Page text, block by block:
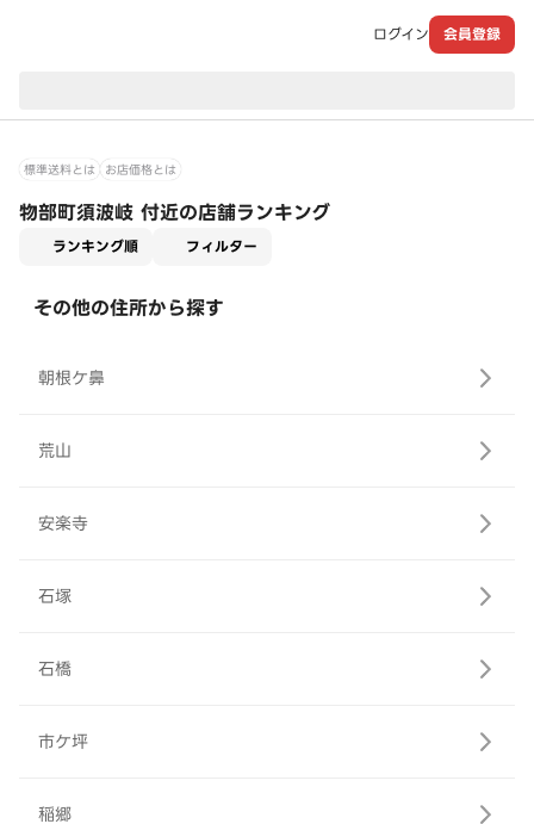
ログイン 会員登録
標準送料とは お店価格とは
物部町須波岐 付近の店舗ランキング
ランキング順 フィルター
その他の住所から探す
朝根ケ鼻
荒山
安楽寺
石塚
石橋
市ケ坪
稲郷